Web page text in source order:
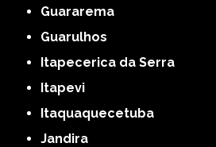
Guararema
Guarulhos
Itapecerica da Serra
Itapevi
Itaquaquecetuba
Jandira